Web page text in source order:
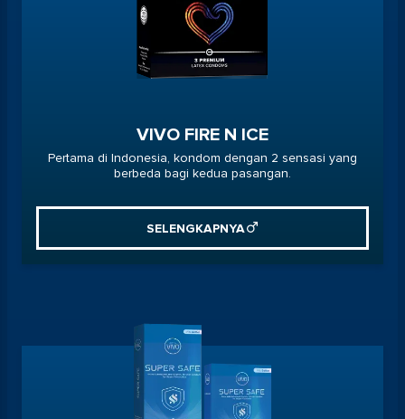
VIVO FIRE N ICE
Pertama di Indonesia, kondom dengan 2 sensasi yang
berbeda bagi kedua pasangan.
SELENGKAPNYA